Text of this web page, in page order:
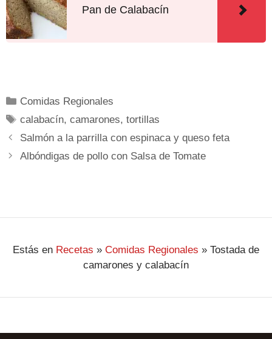
Pan de Calabacín
Comidas Regionales
calabacín,camarones,tortillas
Salmón a la parrilla con espinaca y queso feta
Albóndigas de pollo con Salsa de Tomate
Estás en Recetas » Comidas Regionales » Tostada de
camarones y calabacín